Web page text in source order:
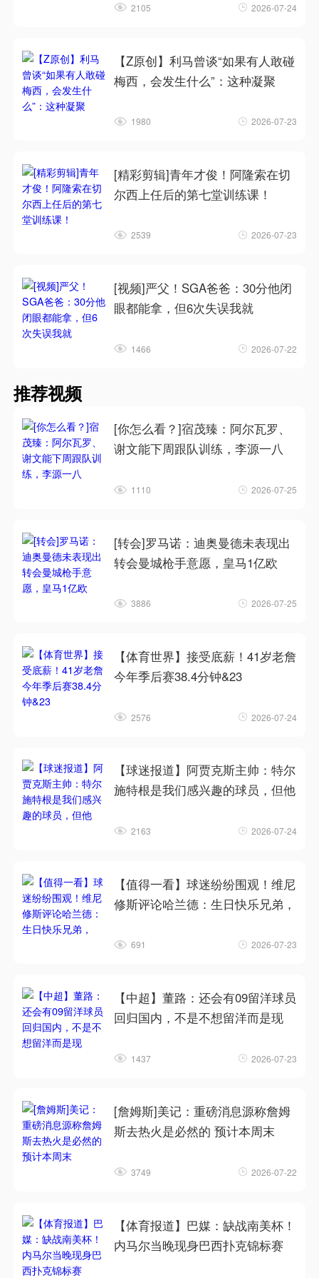
2105 2026-07-24
【Z原创】利马曾谈“如果有人敢碰
梅西，会发生什么”：这种凝聚
1980 2026-07-23
[精彩剪辑]青年才俊！阿隆索在切
尔西上任后的第七堂训练课！
2539 2026-07-23
[视频]严父！SGA爸爸：30分他闭
眼都能拿，但6次失误我就
1466 2026-07-22
推荐视频
[你怎么看？]宿茂臻：阿尔瓦罗、
谢文能下周跟队训练，李源一八
1110 2026-07-25
[转会]罗马诺：迪奥曼德未表现出
转会曼城枪手意愿，皇马1亿欧
3886 2026-07-25
【体育世界】接受底薪！41岁老詹
今年季后赛38.4分钟&23
2576 2026-07-24
【球迷报道】阿贾克斯主帅：特尔
施特根是我们感兴趣的球员，但他
2163 2026-07-24
【值得一看】球迷纷纷围观！维尼
修斯评论哈兰德：生日快乐兄弟，
691 2026-07-23
【中超】董路：还会有09留洋球员
回归国内，不是不想留洋而是现
1437 2026-07-23
[詹姆斯]美记：重磅消息源称詹姆
斯去热火是必然的 预计本周末
3749 2026-07-22
【体育报道】巴媒：缺战南美杯！
内马尔当晚现身巴西扑克锦标赛